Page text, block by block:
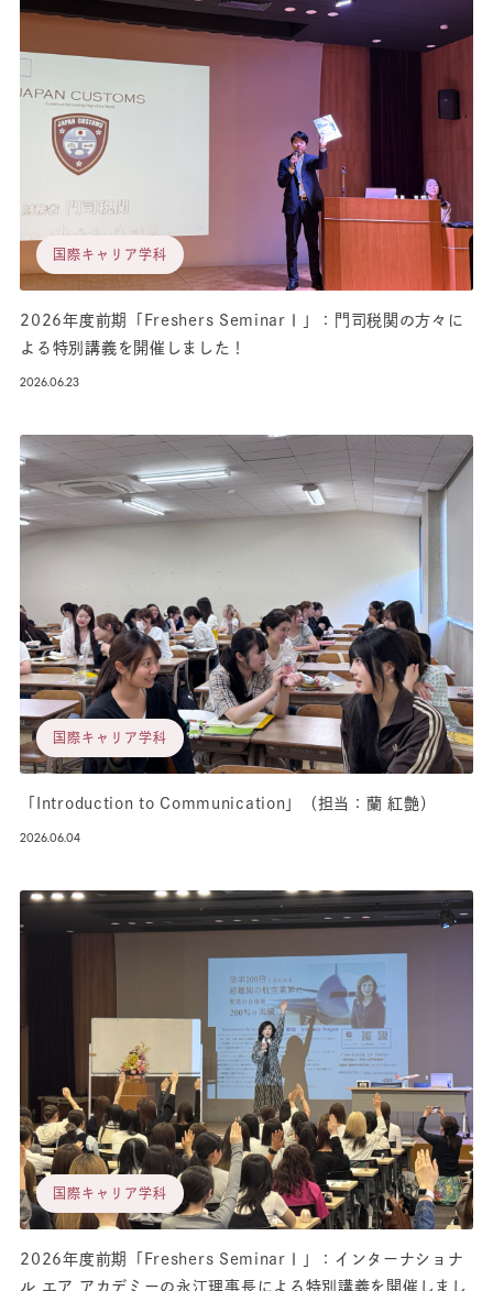
国際キャリア学科
2026年度前期「Freshers SeminarⅠ」：門司税関の方々に
よる特別講義を開催しました！
2026.06.23
国際キャリア学科
「Introduction to Communication」（担当：蘭 紅艶）
2026.06.04
国際キャリア学科
2026年度前期「Freshers SeminarⅠ」：インターナショナ
ル エア アカデミーの永江理事長による特別講義を開催しまし